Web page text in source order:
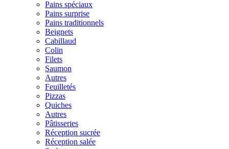
Pains spéciaux
Pains surprise
Pains traditionnels
Beignets
Cabillaud
Colin
Filets
Saumon
Autres
Feuilletés
Pizzas
Quiches
Autres
Pâtisseries
Réception sucrée
Réception salée